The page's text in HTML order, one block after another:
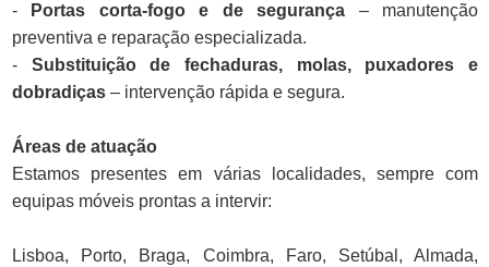
-
Portas corta-fogo e de segurança – manutenção
preventiva e reparação especializada.
- Substituição de fechaduras, molas, puxadores e
dobradiças – intervenção rápida e segura.
Áreas de atuação
Estamos presentes em várias localidades, sempre com
equipas móveis prontas a intervir:
Lisboa, Porto, Braga, Coimbra, Faro, Setúbal, Almada,